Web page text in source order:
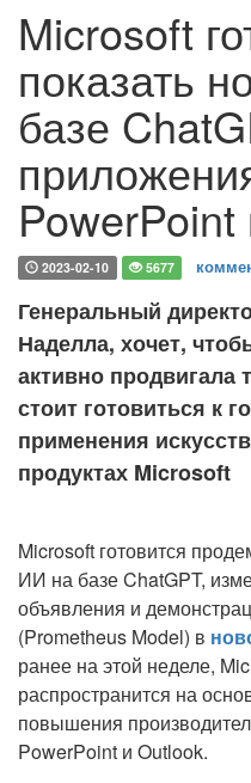
Microsoft
показать
базе
2023-02-10 5677
Генеральный
Наделла, хочет,
активно продвигала
стоит готовиться к
применения
продуктах Microsoft
Microsoft готовится
ИИ на базе ChatGPT,
объявления и
(Prometheus Model) в
ранее на этой неделе,
распространится на
повышения
PowerPoint и Outlook.